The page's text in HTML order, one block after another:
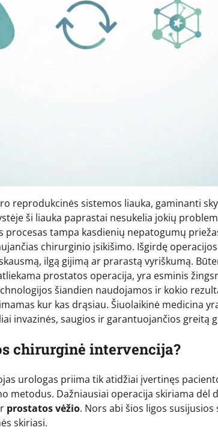
reprodukcinės sistemos liauka, gaminanti
ši liauka paprastai nesukelia jokių
tampa kasdienių nepatogumų
chirurginio įsikišimo. Išgirdę
ilgą gijimą ar prarastą vyriškumą.
prostatos operacija, yra esminis
šiandien naudojamos ir kokio
kur kas drąsiau. Šiuolaikinė medicina
invazinės, saugios ir garantuojančios greitą
chirurginė intervencija?
urologas priima tik atidžiai įvertinęs
metodus. Dažniausiai operacija skiriama dėl
prostatos vėžio. Nors abi šios ligos
skiriasi.